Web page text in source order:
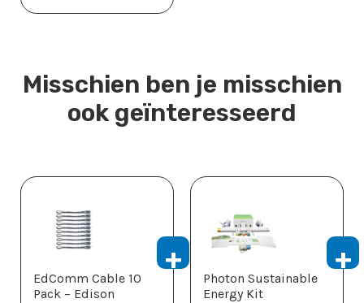
Misschien ben je misschien
ook geïnteresseerd
EdComm Cable 10
Pack – Edison
Photon Sustainable
Energy Kit